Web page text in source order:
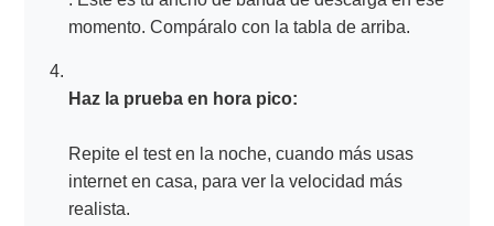
momento. Compáralo con la tabla de arriba.
Haz la prueba en hora pico:
Repite el test en la noche, cuando más usas
internet en casa, para ver la velocidad más
realista.